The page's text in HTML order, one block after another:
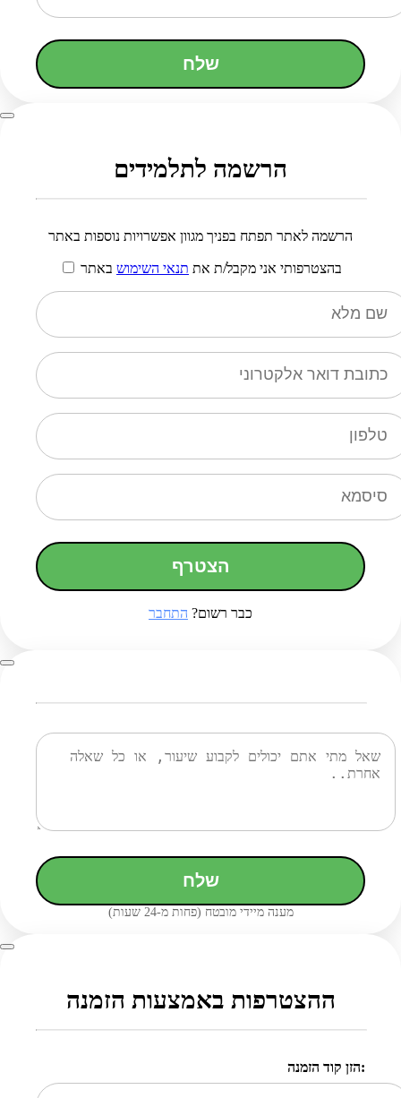
שלח
הרשמה לתלמידים
הרשמה לאתר תפתח בפניך מגוון אפשרויות נוספות באתר
בהצטרפותי אני מקבל/ת את תנאי השימוש באתר
הצטרף
כבר רשום? התחבר
שלח
מענה מיידי מובטח (פחות מ-24 שעות)
ההצטרפות באמצעות הזמנה
הזן קוד הזמנה: